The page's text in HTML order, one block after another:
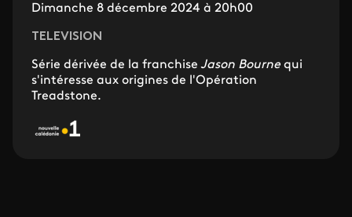
Dimanche 8 décembre 2024 à 20h00
TELEVISION
Série dérivée de la franchise Jason Bourne qui
s'intéresse aux origines de l'Opération
Treadstone.